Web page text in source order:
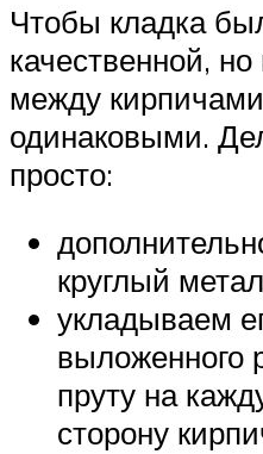
Чтобы кладка
качественной,
между
одинаковыми.
просто:
круглый
укладываем
выложенного
пруту на
сторону